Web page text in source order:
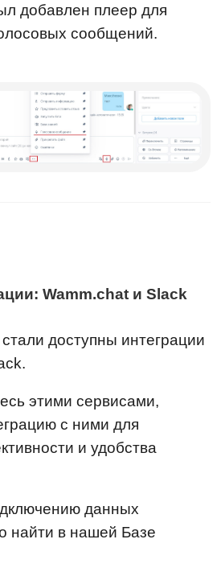
добавлен плеер для
сообщений.
Wamm.chat и Slack
доступны интеграции
этими сервисами,
с ними для
и удобства
данных
найти в нашей Базе